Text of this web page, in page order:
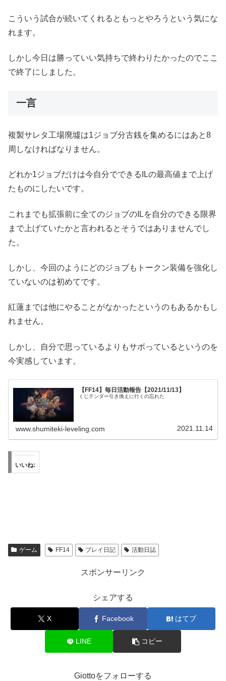
こういう試合が続いてくれるともっとやろうという気にな
れます。
しかし今日は勝っていい気持ちで終わりたかったのでここ
で終了にしました。
一言
複製サレタ工場廃墟は1ジョブ分古銭を集めるにはあと8
周しなければなりません。
どれか1ジョブだけは今自分でできるILの最高値まで上げ
たものにしたいです。
これまでも拡張前に全てのジョブのILを自分のできる限界
まで上げていたかと言われるとそうではありませんでし
た。
しかし、今回のようにどのジョブもトークン装備を強化し
ていないのは初めてです。
紅蓮までは他にやることがなかったというのもあるかもし
れません。
しかし、自分で思っているよりもサボっているというのを
今実感しています。
【FF14】毎日活動報告【2021/11/13】
くじテンダー引き換えに行くの忘れた
www.shumiteki-leveling.com 2021.11.14
いいね:
ゲーム FF14 プレイ日記 活動日誌
スポンサーリンク
シェアする
X Facebook はてブ
LINE コピー
Giottoをフォローする